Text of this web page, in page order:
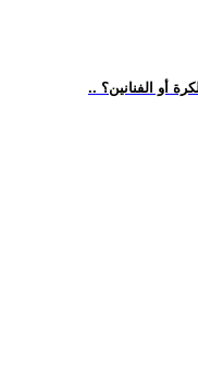
أو الفنانين؟